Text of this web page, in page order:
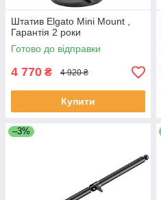
Штатив Elgato Mini Mount ,
Гарантія 2 роки
Готово до відправки
4 770 ₴ 4 920 ₴
Купити
–3%